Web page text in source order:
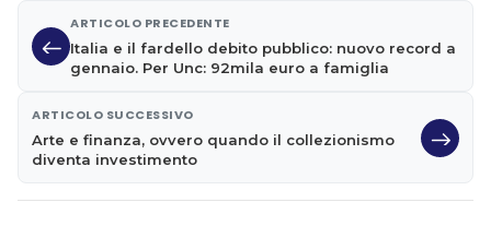
ARTICOLO PRECEDENTE
Italia e il fardello debito pubblico: nuovo record a
gennaio. Per Unc: 92mila euro a famiglia
ARTICOLO SUCCESSIVO
Arte e finanza, ovvero quando il collezionismo
diventa investimento